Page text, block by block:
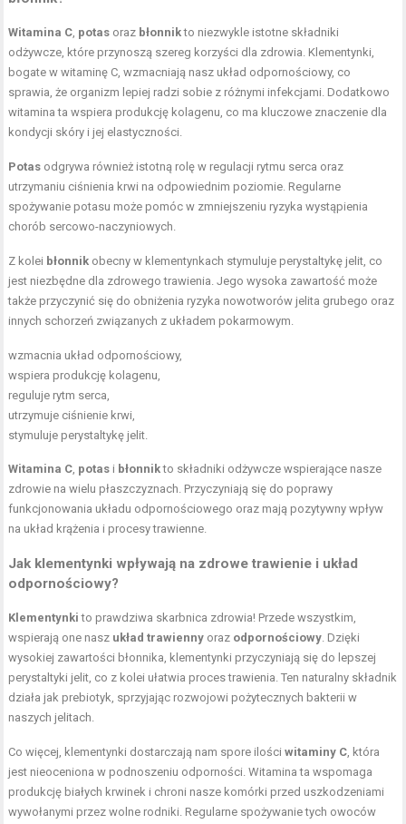
Witamina C, potas oraz błonnikto niezwykle istotne składniki
odżywcze, które przynoszą szereg korzyści dla zdrowia. Klementynki,
bogate w witaminę C, wzmacniają nasz układ odpornościowy, co
sprawia, że organizm lepiej radzi sobie z różnymi infekcjami. Dodatkowo
witamina ta wspiera produkcję kolagenu, co ma kluczowe znaczenie dla
kondycji skóry i jej elastyczności.
Potas odgrywa również istotną rolę w regulacji rytmu serca oraz
utrzymaniu ciśnienia krwi na odpowiednim poziomie. Regularne
spożywanie potasu może pomóc w zmniejszeniu ryzyka wystąpienia
chorób sercowo-naczyniowych.
Z kolei błonnik obecny w klementynkach stymuluje perystaltykę jelit, co
jest niezbędne dla zdrowego trawienia. Jego wysoka zawartość może
także przyczynić się do obniżenia ryzyka nowotworów jelita grubego oraz
innych schorzeń związanych z układem pokarmowym.
wzmacnia układ odpornościowy,
wspiera produkcję kolagenu,
reguluje rytm serca,
utrzymuje ciśnienie krwi,
stymuluje perystaltykę jelit.
Witamina C, potas i błonnikto składniki odżywcze wspierające nasze
zdrowie na wielu płaszczyznach. Przyczyniają się do poprawy
funkcjonowania układu odpornościowego oraz mają pozytywny wpływ
na układ krążenia i procesy trawienne.
Jak klementynki wpływają na zdrowe trawienie i układ
odpornościowy?
Klementynki to prawdziwa skarbnica zdrowia! Przede wszystkim,
wspierają one nasz układ trawienny oraz odpornościowy. Dzięki
wysokiej zawartości błonnika, klementynki przyczyniają się do lepszej
perystaltyki jelit, co z kolei ułatwia proces trawienia. Ten naturalny składnik
działa jak prebiotyk, sprzyjając rozwojowi pożytecznych bakterii w
naszych jelitach.
Co więcej, klementynki dostarczają nam spore ilościwitaminy C, która
jest nieoceniona w podnoszeniu odporności. Witamina ta wspomaga
produkcję białych krwinek i chroni nasze komórki przed uszkodzeniami
wywołanymi przez wolne rodniki. Regularne spożywanie tych owoców